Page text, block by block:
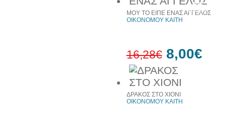
20%
έκπτωση
ΜΟΥ ΤΟ ΕΙΠΕ ΕΝΑΣ ΑΓΓΕΛΟΣ
ΟΙΚΟΝΟΜΟΥ ΚΑΙΤΗ
16,28€ 8,00€
ΔΡΑΚΟΣ ΣΤΟ ΧΙΟΝΙ
ΟΙΚΟΝΟΜΟΥ ΚΑΙΤΗ